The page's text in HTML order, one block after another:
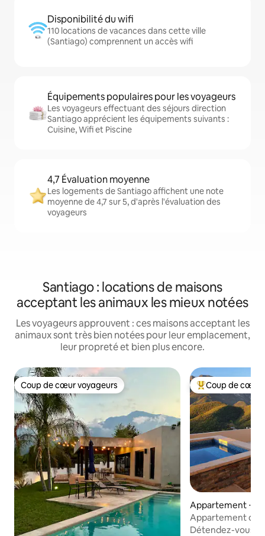
Disponibilité du wifi
110 locations de vacances dans cette ville
(Santiago) comprennent un accès wifi
Équipements populaires pour les voyageurs
Les voyageurs effectuant des séjours direction
Santiago apprécient les équipements suivants :
Cuisine, Wifi et Piscine
4,7 Évaluation moyenne
Les logements de Santiago affichent une note
moyenne de 4,7 sur 5, d'après l'évaluation des
voyageurs
Santiago : locations de maisons
acceptant les animaux les mieux notées
Les voyageurs approuvent : ces maisons acceptant les
animaux sont très bien notées pour leur emplacement,
leur propreté et bien plus encore.
Coup de cœur voyageurs
Coup de cœur voyageurs Coups de cœur
Coup de cœur
Appartement ⋅
Appartement
vues
Détendez-vous